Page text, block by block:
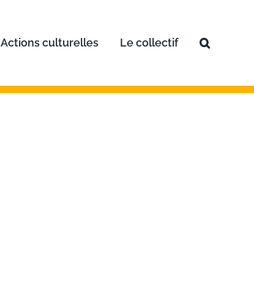
Actions culturelles Le collectif